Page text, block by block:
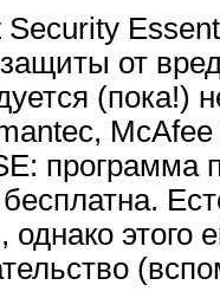
от
(пока!)
программа
бесплатна.
однако этого